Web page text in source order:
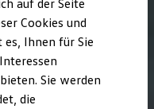
und Updates
ID.
auf der Seite
Cookies und
Ihnen für Sie
Sie werden
die